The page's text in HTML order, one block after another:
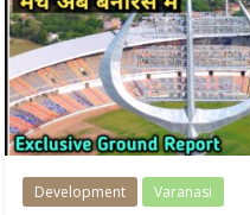
Development Varanasi